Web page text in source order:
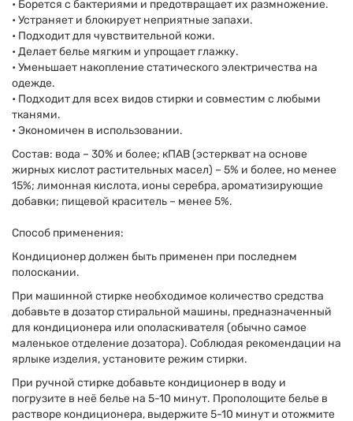
• Борется с бактериями и предотвращает их размножение.
• Устраняет и блокирует неприятные запахи.
• Подходит для чувствительной кожи.
• Делает белье мягким и упрощает глажку.
• Уменьшает накопление статического электричества на
одежде.
• Подходит для всех видов стирки и совместим с любыми
тканями.
• Экономичен в использовании.
Состав: вода – 30% и более; кПАВ (эстеркват на основе
жирных кислот растительных масел) – 5% и более, но менее
15%; лимонная кислота, ионы серебра, ароматизирующие
добавки; пищевой краситель – менее 5%.
Способ применения:
Кондиционер должен быть применен при последнем
полоскании.
При машинной стирке необходимое количество средства
добавьте в дозатор стиральной машины, предназначенный
для кондиционера или ополаскивателя (обычно самое
маленькое отделение дозатора). Соблюдая рекомендации на
ярлыке изделия, установите режим стирки.
При ручной стирке добавьте кондиционер в воду и
погрузите в неё белье на 5-10 минут. Прополощите белье в
растворе кондиционера, выдержите 5-10 минут и отожмите